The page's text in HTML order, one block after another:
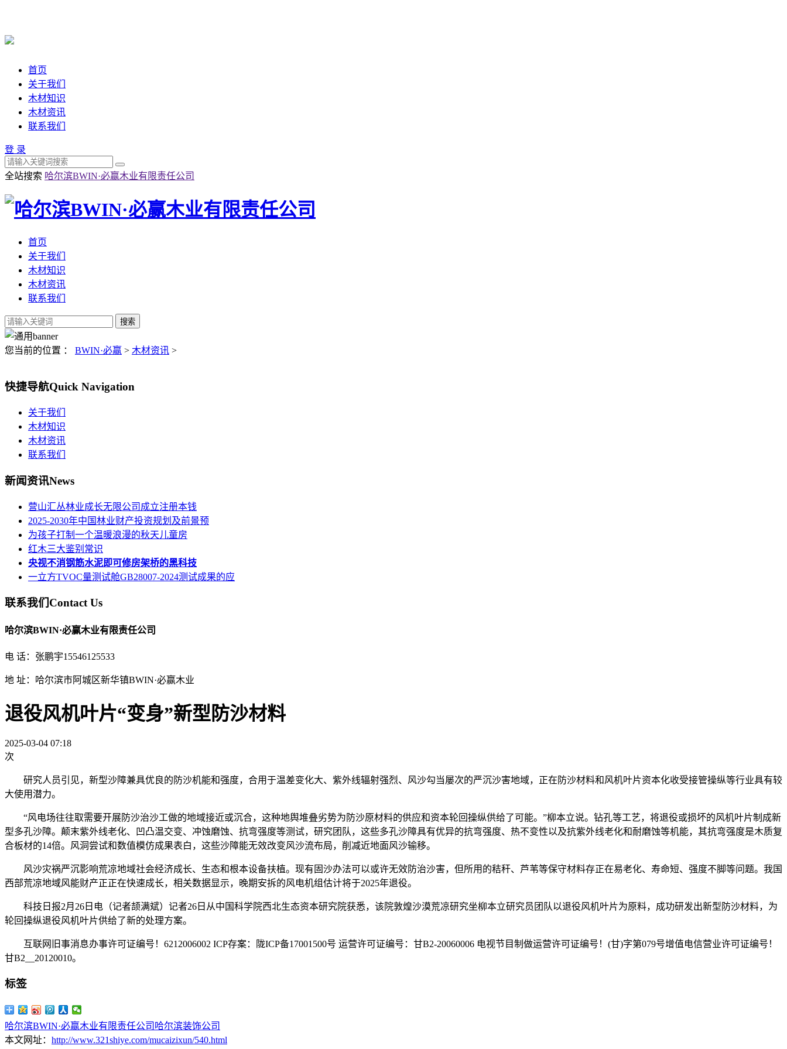
首页
关于我们
木材知识
木材资讯
联系我们
登 录
全站搜索 哈尔滨BWIN·必赢木业有限责任公司
首页
关于我们
木材知识
木材资讯
联系我们
您当前的位置 ： BWIN·必赢 > 木材资讯 >
快捷导航Quick Navigation
关于我们
木材知识
木材资讯
联系我们
新闻资讯News
营山汇丛林业成长无限公司成立注册本钱
2025-2030年中国林业财产投资规划及前景预
为孩子打制一个温暖浪漫的秋天儿童房
红木三大鉴别常识
央视不消钢筋水泥即可修房架桥的黑科技
一立方TVOC量测试舱GB28007-2024测试成果的应
联系我们Contact Us
哈尔滨BWIN·必赢木业有限责任公司
电 话：张鹏宇15546125533
地 址：哈尔滨市阿城区新华镇BWIN·必赢木业
退役风机叶片“变身”新型防沙材料
2025-03-04 07:18
次
研究人员引见，新型沙障兼具优良的防沙机能和强度，合用于温差变化大、紫外线辐射强烈、风沙勾当屡次的严沉沙害地域，正在防沙材料和风机叶片资本化收受接管操纵等行业具有较
大使用潜力。
“风电场往往取需要开展防沙治沙工做的地域接近或沉合，这种地舆堆叠劣势为防沙原材料的供应和资本轮回操纵供给了可能。”柳本立说。钻孔等工艺，将退役或损坏的风机叶片制成新
型多孔沙障。颠末紫外线老化、凹凸温交变、冲蚀磨蚀、抗弯强度等测试，研究团队，这些多孔沙障具有优异的抗弯强度、热不变性以及抗紫外线老化和耐磨蚀等机能，其抗弯强度是木质复
合板材的14倍。风洞尝试和数值模仿成果表白，这些沙障能无效改变风沙流布局，削减近地面风沙输移。
风沙灾祸严沉影响荒凉地域社会经济成长、生态和根本设备扶植。现有固沙办法可以或许无效防治沙害，但所用的秸秆、芦苇等保守材料存正在易老化、寿命短、强度不脚等问题。我国
西部荒凉地域风能财产正正在快速成长，相关数据显示，晚期安拆的风电机组估计将于2025年退役。
科技日报2月26日电（记者颉满斌）记者26日从中国科学院西北生态资本研究院获悉，该院敦煌沙漠荒凉研究坐柳本立研究员团队以退役风机叶片为原料，成功研发出新型防沙材料，为
轮回操纵退役风机叶片供给了新的处理方案。
互联网旧事消息办事许可证编号！6212006002 ICP存案：陇ICP备17001500号 运营许可证编号：甘B2-20060006 电视节目制做运营许可证编号！(甘)字第079号增值电信营业许可证编号！
甘B2__20120010。
标签
哈尔滨BWIN·必赢木业有限责任公司 哈尔滨装饰公司
本文网址： http://www.321shiye.com/mucaizixun/540.html